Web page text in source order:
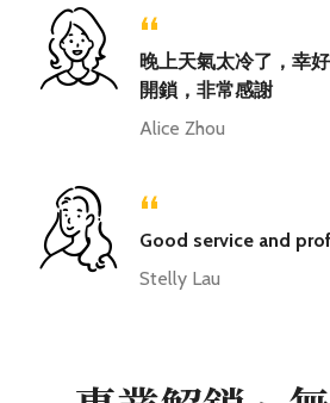
“
晚上天氣太冷了，幸
開鎖，非常感謝
Alice Zhou
“
Good service and
Stelly Lau